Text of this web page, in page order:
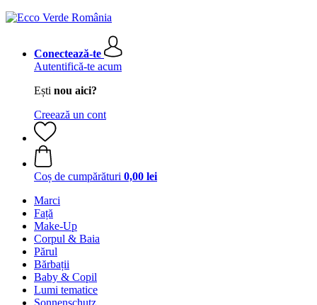
Conectează-te
Autentifică-te acum
Ești nou aici?
Creează un cont
Coș de cumpărături 0,00 lei
Marci
Față
Make-Up
Corpul & Baia
Părul
Bărbații
Baby & Copil
Lumi tematice
Sonnenschutz